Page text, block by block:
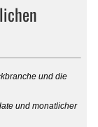
und die
und monatlicher